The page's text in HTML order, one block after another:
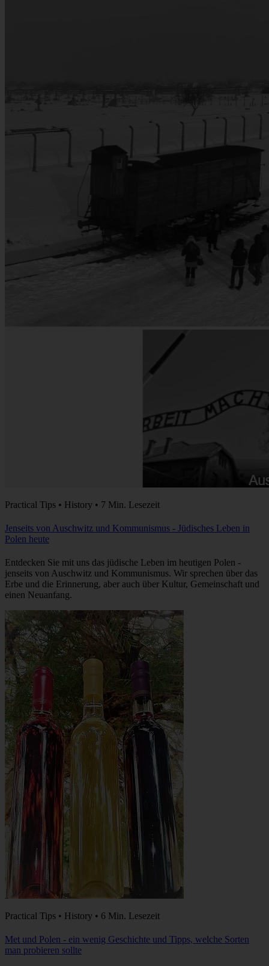
Practical Tips • History • 7 Min. Lesezeit
Jenseits von Auschwitz und Kommunismus - Jüdisches Leben in
Polen heute
Entdecken Sie mit uns das jüdische Leben im heutigen Polen -
jenseits von Auschwitz und Kommunismus. Wir sprechen über das
Erbe und die Erinnerung, aber auch über Kultur, Gemeinschaft und
einen Neuanfang.
Practical Tips • History • 6 Min. Lesezeit
Met und Polen - ein wenig Geschichte und Tipps, welche Sorten
man probieren sollte